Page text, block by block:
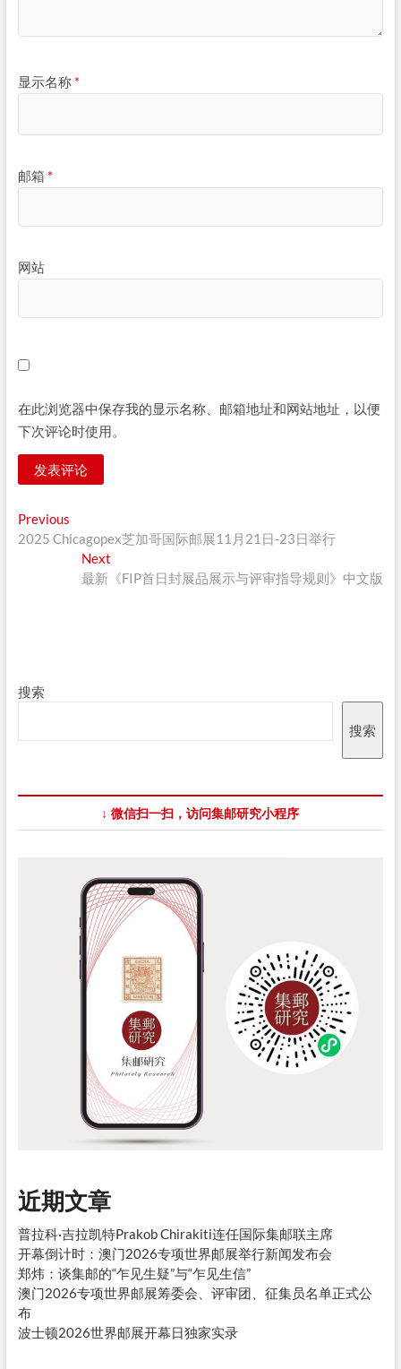
显示名称 *
邮箱 *
网站
在此浏览器中保存我的显示名称、邮箱地址和网站地址，以便
下次评论时使用。
文
章
PreviousPrevious
post:
2025 Chicagopex芝加哥国际邮展11月21日-23日举行
Next
post:
最新《FIP首日封展品展示与评审指导规则》中文版
搜索
搜索
↓ 微信扫一扫，访问集邮研究小程序
近期文章
普拉科·吉拉凯特Prakob Chirakiti连任国际集邮联主席
开幕倒计时：澳门2026专项世界邮展举行新闻发布会
郑炜：谈集邮的“乍见生疑”与“乍见生信”
澳门2026专项世界邮展筹委会、评审团、征集员名单正式公
布
波士顿2026世界邮展开幕日独家实录